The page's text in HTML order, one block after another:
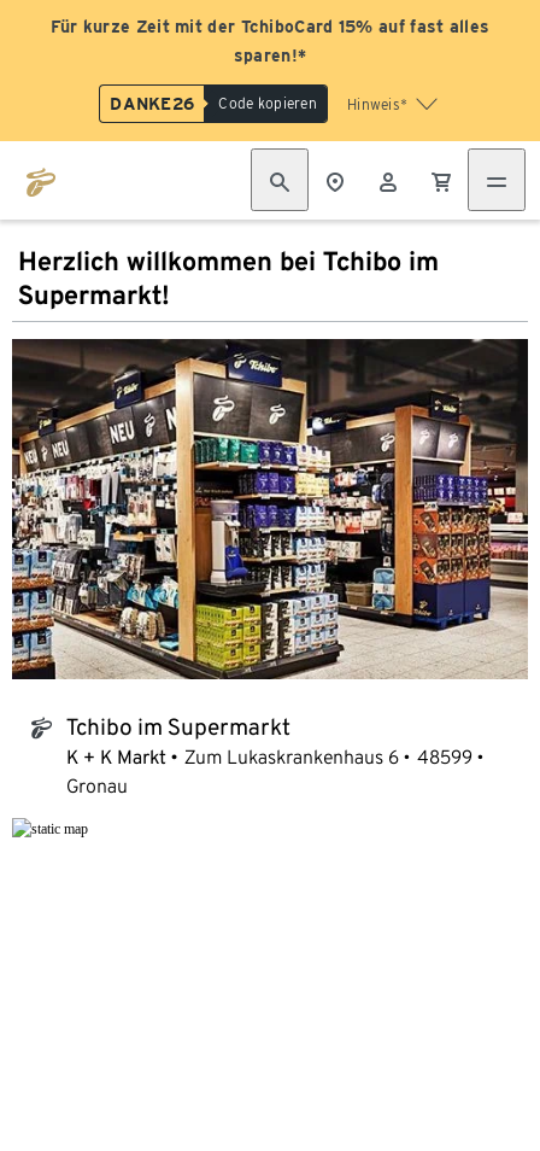
Für kurze Zeit mit der TchiboCard 15% auf fast alles
sparen!*
DANKE26 Code kopieren Hinweis*
Herzlich willkommen bei Tchibo im
Supermarkt!
tchibo_logo Tchibo im Supermarkt
K + K Markt Zum Lukaskrankenhaus 6
48599
Gronau